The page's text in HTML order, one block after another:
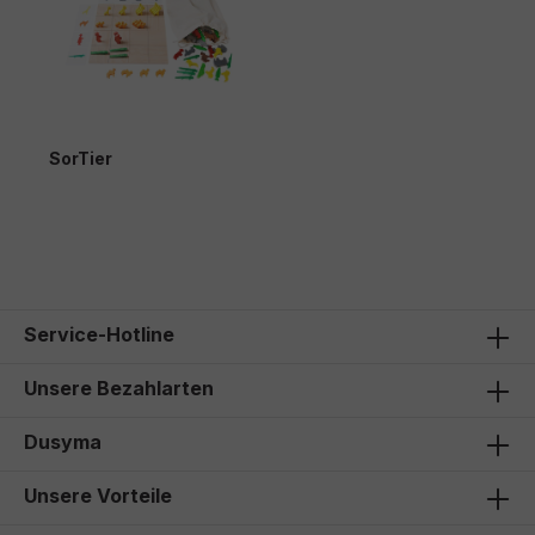
SorTier
Service-Hotline
Unsere Bezahlarten
Dusyma
Unsere Vorteile